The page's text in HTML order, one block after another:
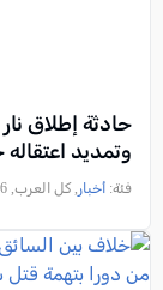
حادثة إطلاق
وتمديد اعتقاله
فئة: أخبار , كل العرب, 2026-08-07 15:01:47